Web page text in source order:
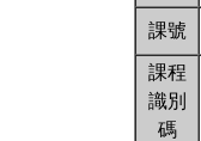
課號
課程
識別
碼